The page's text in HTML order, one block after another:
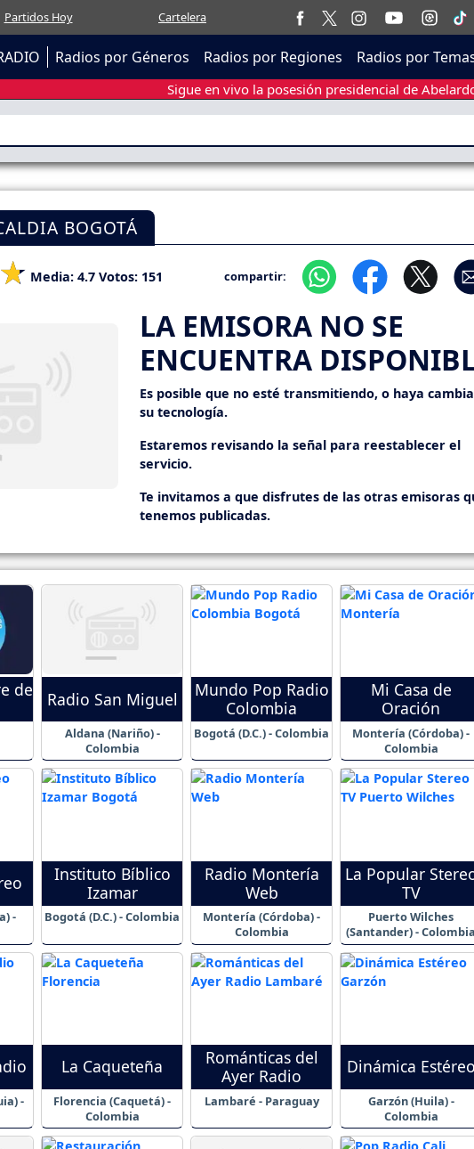
Partidos Hoy Cartelera
Radios por Géneros Radios por Regiones Radios por
Sigue en vivo la posesión presidencial de
BOGOTÁ
Media: 4.7 Votos: 151 compartir:
LA EMISORA NO SE
ENCUENTRA
Es posible que no esté transmitiendo, o haya
su tecnología.
Estaremos revisando la señal para reestablecer el
servicio.
Te invitamos a que disfrutes de las otras emisoras
tenemos publicadas.
de
Radio San Miguel
Aldana (Nariño) -
Colombia
Mundo Pop Radio
Colombia
Bogotá (D.C.) - Colombia
Mi Casa de
Oración
Montería (Córdoba) -
Colombia
Instituto Bíblico
Izamar
Bogotá (D.C.) - Colombia
Radio Montería
Web
Montería (Córdoba) -
Colombia
La Popular
TV
Puerto Wilches
(Santander) - Colombia
-
La Caqueteña
Florencia (Caquetá) -
Colombia
Románticas del
Ayer Radio
Lambaré - Paraguay
Dinámica Estéreo
Garzón (Huila) -
Colombia